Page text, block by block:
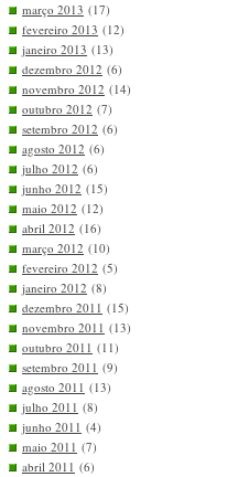
março 2013 (17)
fevereiro 2013 (12)
janeiro 2013 (13)
dezembro 2012 (6)
novembro 2012 (14)
outubro 2012 (7)
setembro 2012 (6)
agosto 2012 (6)
julho 2012 (6)
junho 2012 (15)
maio 2012 (12)
abril 2012 (16)
março 2012 (10)
fevereiro 2012 (5)
janeiro 2012 (8)
dezembro 2011 (15)
novembro 2011 (13)
outubro 2011 (11)
setembro 2011 (9)
agosto 2011 (13)
julho 2011 (8)
junho 2011 (4)
maio 2011 (7)
abril 2011 (6)